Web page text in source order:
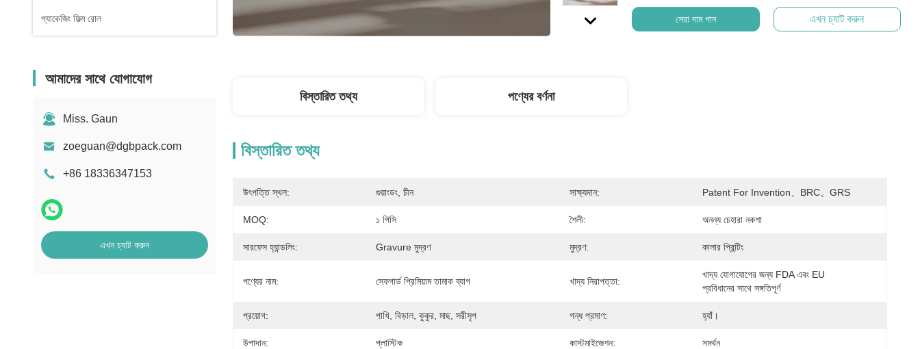
প্যাকেজিং ফিল্ম রোল
আমাদের সাথে যোগাযোগ
Miss. Gaun
zoeguan@dgbpack.com
+86 18336347153
এখন চ্যাট করুন
সেরা দাম পান এখন চ্যাট করুন
বিস্তারিত তথ্য পণ্যের বর্ণনা
বিস্তারিত তথ্য
উৎপত্তি স্থল: গুয়াংডং, চীন সাক্ষ্যদান: Patent For Invention、BRC、GRS
MOQ: ১ পিসি শৈলী: অনন্য চেহারা নকশা
সারফেস হ্যান্ডলিং: Gravure মুদ্রণ মুদ্রণ: কালার প্রিন্টিং
পণ্যের নাম: সেফগার্ড প্রিমিয়াম তামাক ব্যাগ খাদ্য নিরাপত্তা:
খাদ্য যোগাযোগের জন্য FDA এবং EU
প্রবিধানের সাথে সঙ্গতিপূর্ণ
প্রয়োগ: পাখি, বিড়াল, কুকুর, মাছ, সরীসৃপ গন্ধ প্রমাণ: হ্যাঁ।
উপাদান: প্লাস্টিক কাস্টমাইজেশন: সমর্থন